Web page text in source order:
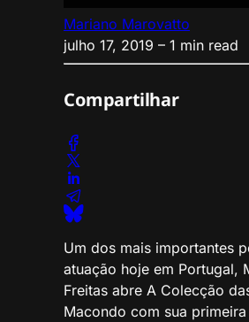
Mariano Marovatto
julho 17, 2019 – 1 min read
Compartilhar
Um dos mais importantes
atuação hoje em Portugal,
Freitas abre A Colecção
Macondo com sua